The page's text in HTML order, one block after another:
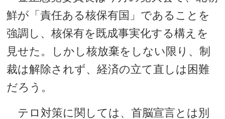
鮮が「責任ある核保有国」であることを
強調し、核保有を既成事実化する構えを
見せた。しかし核放棄をしない限り、制
裁は解除されず、経済の立て直しは困難
だろう。
テロ対策に関しては、首脳宣言とは別